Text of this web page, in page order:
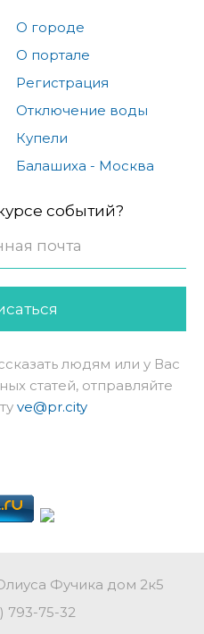
О городе
О портале
Регистрация
Отключение воды
Купели
Балашиха - Москва
событий?
людям или у Вас
статей, отправляйте
ve@pr.city
Фучика дом 2к5
793-75-32